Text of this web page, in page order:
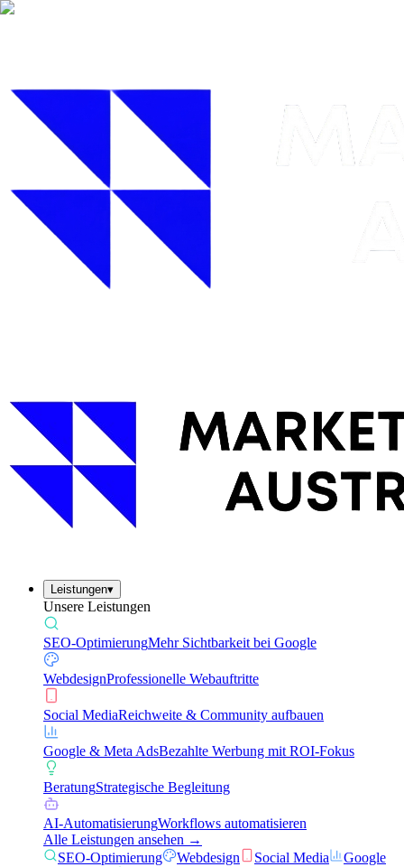
Leistungen▾
Unsere Leistungen
SEO-OptimierungMehr Sichtbarkeit bei Google
WebdesignProfessionelle Webauftritte
Social MediaReichweite & Community aufbauen
Google & Meta AdsBezahlte Werbung mit ROI-Fokus
BeratungStrategische Begleitung
AI-AutomatisierungWorkflows automatisieren
Alle Leistungen ansehen →
SEO-Optimierung
Webdesign Social Media
Google